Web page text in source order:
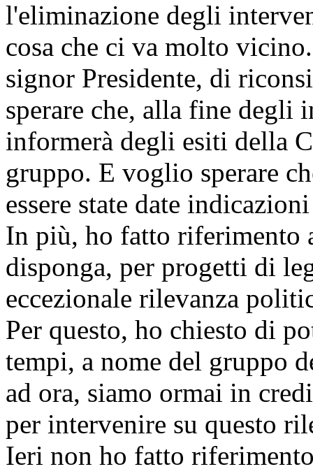
l'eliminazione degli
cosa che ci va molto
signor Presidente, di
sperare che, alla fine degli
informerà degli esiti della
gruppo. E voglio sperare
essere state date
In più, ho fatto riferimento
disponga, per progetti di
eccezionale rilevanza
Per questo, ho chiesto di
tempi, a nome del gruppo
ad ora, siamo ormai in
per intervenire su questo
Ieri non ho fatto